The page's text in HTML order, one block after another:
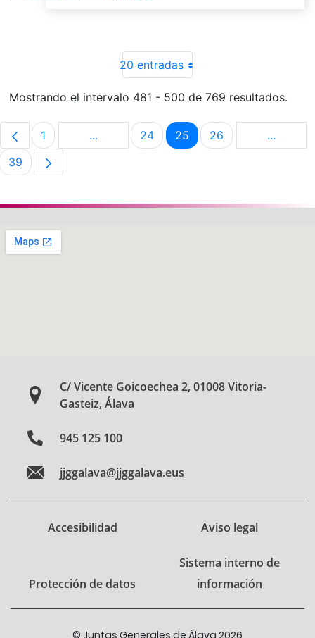
20 entradas
Mostrando el intervalo 481 - 500 de 769 resultados.
Página
1 ...Páginas intermedias Use TAB para
Página
24 Página
25 Página
26 ...
Página
39
C/ Vicente Goicoechea 2, 01008 Vitoria-
Gasteiz, Álava
945 125 100
jjggalava@jjggalava.eus
Accesibilidad Aviso legal
Protección de datos
Sistema interno de
información